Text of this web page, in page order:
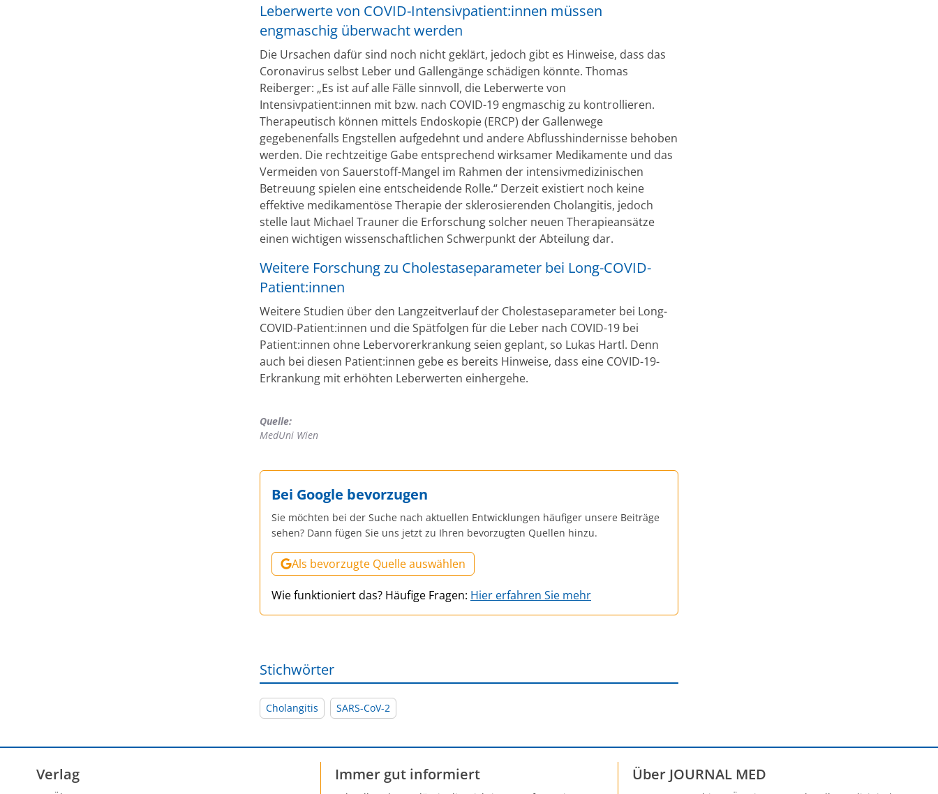
Leberwerte von COVID-Intensivpatient:innen müssen
engmaschig überwacht werden
Die Ursachen dafür sind noch nicht geklärt, jedoch gibt es Hinweise, dass das
Coronavirus selbst Leber und Gallengänge schädigen könnte. Thomas
Reiberger: „Es ist auf alle Fälle sinnvoll, die Leberwerte von
Intensivpatient:innen mit bzw. nach COVID-19 engmaschig zu kontrollieren.
Therapeutisch können mittels Endoskopie (ERCP) der Gallenwege
gegebenenfalls Engstellen aufgedehnt und andere Abflusshindernisse behoben
werden. Die rechtzeitige Gabe entsprechend wirksamer Medikamente und das
Vermeiden von Sauerstoff-Mangel im Rahmen der intensivmedizinischen
Betreuung spielen eine entscheidende Rolle.“ Derzeit existiert noch keine
effektive medikamentöse Therapie der sklerosierenden Cholangitis, jedoch
stelle laut Michael Trauner die Erforschung solcher neuen Therapieansätze
einen wichtigen wissenschaftlichen Schwerpunkt der Abteilung dar.
Weitere Forschung zu Cholestaseparameter bei Long-COVID-
Patient:innen
Weitere Studien über den Langzeitverlauf der Cholestaseparameter bei Long-
COVID-Patient:innen und die Spätfolgen für die Leber nach COVID-19 bei
Patient:innen ohne Lebervorerkrankung seien geplant, so Lukas Hartl. Denn
auch bei diesen Patient:innen gebe es bereits Hinweise, dass eine COVID-19-
Erkrankung mit erhöhten Leberwerten einhergehe.
Quelle:
MedUni Wien
Bei Google bevorzugen
Sie möchten bei der Suche nach aktuellen Entwicklungen häufiger unsere Beiträge
sehen? Dann fügen Sie uns jetzt zu Ihren bevorzugten Quellen hinzu.
Als bevorzugte Quelle auswählen
Wie funktioniert das? Häufige Fragen: Hier erfahren Sie mehr
Stichwörter
Cholangitis SARS-CoV-2
Verlag Immer gut informiert Über JOURNAL MED